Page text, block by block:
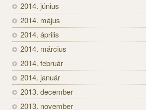
2014. június
2014. május
2014. április
2014. március
2014. február
2014. január
2013. december
2013. november